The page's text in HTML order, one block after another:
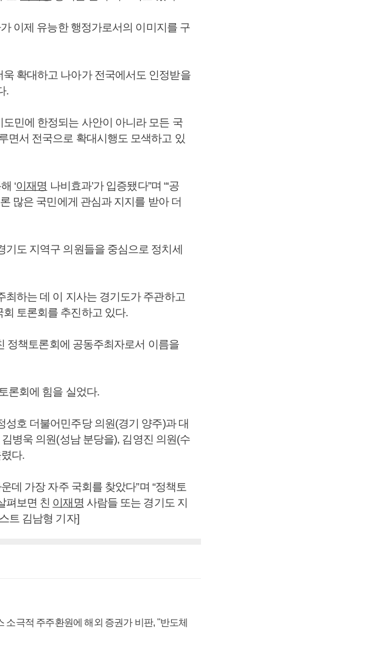
이제 유능한 행정가로서의 이미지를 구
확대하고 나아가 전국에서도 인정받을
.
민에 한정되는 사안이 아니라 모든 국
면서 전국으로 확대시행도 모색하고 있
‘이재명 나비효과’가 입증됐다”며 “‘공
많은 국민에게 관심과 지지를 받아 더
도 지역구 의원들을 중심으로 정치세
하는 데 이 지사는 경기도가 주관하고
토론회를 추진하고 있다.
정책토론회에 공동주최자로서 이름을
론회에 힘을 실었다.
호 더불어민주당 의원(경기 양주)과 대
병욱 의원(성남 분당을), 김영진 의원(수
다.
데 가장 자주 국회를 찾았다”며 “정책토
펴보면 친 이재명 사람들 또는 경기도 지
트 김남형 기자]
소극적 주주환원에 해외 증권가 비판, "반도체